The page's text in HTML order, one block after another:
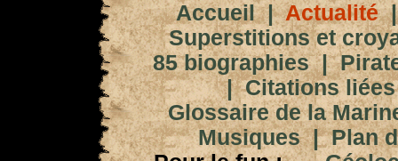
Accueil|Actualité
Superstitions et
85 biographies|
|Citations
Glossaire de la
Musiques|Plan